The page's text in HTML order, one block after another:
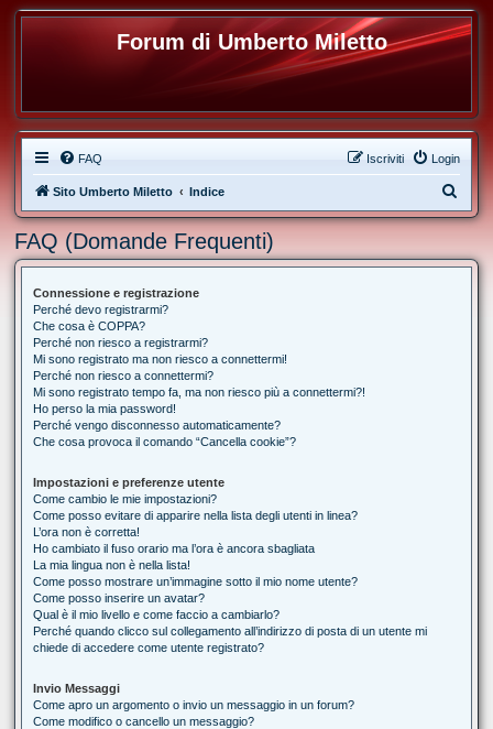
Forum di Umberto Miletto
FAQ Login
Iscriviti
Sito Umberto Miletto Indice
e
c
FAQ (Domande Frequenti)
Connessione e registrazione
Perché devo registrarmi?
Che cosa è COPPA?
Perché non riesco a registrarmi?
Mi sono registrato ma non riesco a connettermi!
Perché non riesco a connettermi?
Mi sono registrato tempo fa, ma non riesco più a connettermi?!
Ho perso la mia password!
Perché vengo disconnesso automaticamente?
Che cosa provoca il comando “Cancella cookie”?
Impostazioni e preferenze utente
Come cambio le mie impostazioni?
Come posso evitare di apparire nella lista degli utenti in linea?
L’ora non è corretta!
Ho cambiato il fuso orario ma l’ora è ancora sbagliata
La mia lingua non è nella lista!
Come posso mostrare un’immagine sotto il mio nome utente?
Come posso inserire un avatar?
Qual è il mio livello e come faccio a cambiarlo?
Perché quando clicco sul collegamento all’indirizzo di posta di un utente mi
chiede di accedere come utente registrato?
Invio Messaggi
Come apro un argomento o invio un messaggio in un forum?
Come modifico o cancello un messaggio?